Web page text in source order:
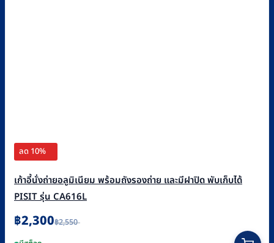
ลด 10%
เก้าอี้นั่งถ่ายอลูมิเนียม พร้อมถังรองถ่าย และมีฝาปิด พับเก็บได้
PISIT รุ่น CA616L
฿2,550
Original
price
฿2,300
Current
price